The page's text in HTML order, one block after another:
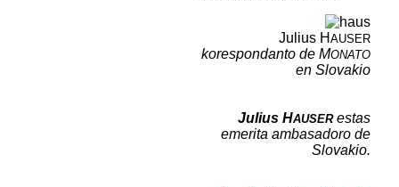
Julius H AUSER
korespondanto de MONATO
en Slovakio
Julius HAUSER estas
emerita ambasadoro de
Slovakio.